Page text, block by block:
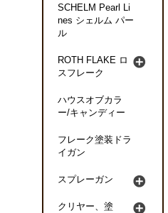
SCHELM Pearl Li
nes シェルム パー
ル
ROTH FLAKE ロ
スフレーク
ハウスオブカラ
ー/キャンディー
フレーク塗装ドラ
イガン
スプレーガン
クリヤー、塗